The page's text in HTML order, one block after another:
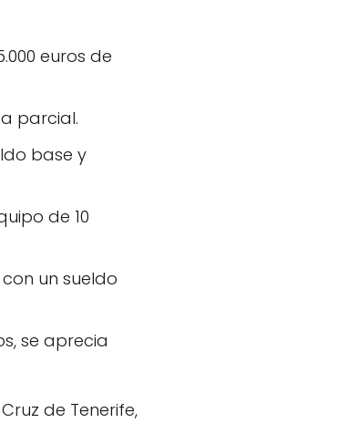
euros de
parcial.
base y
de 10
un sueldo
se aprecia
de Tenerife,